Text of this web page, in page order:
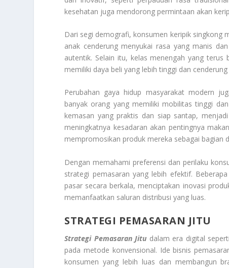
kesehatan juga mendorong permintaan akan
Dari segi demografi, konsumen keripik singkong
anak cenderung menyukai rasa yang manis
autentik. Selain itu, kelas menengah yang
memiliki daya beli yang lebih tinggi dan
Perubahan gaya hidup masyarakat modern
banyak orang yang memiliki mobilitas tinggi
kemasan yang praktis dan siap santap,
meningkatnya kesadaran akan pentingnya
mempromosikan produk mereka sebagai bagian
Dengan memahami preferensi dan perilaku
strategi pemasaran yang lebih efektif.
pasar secara berkala, menciptakan inovasi
memanfaatkan saluran distribusi yang luas.
STRATEGI PEMASARAN JITU
Strategi Pemasaran Jitu dalam era digital
pada metode konvensional. Ide bisnis
konsumen yang lebih luas dan membangun